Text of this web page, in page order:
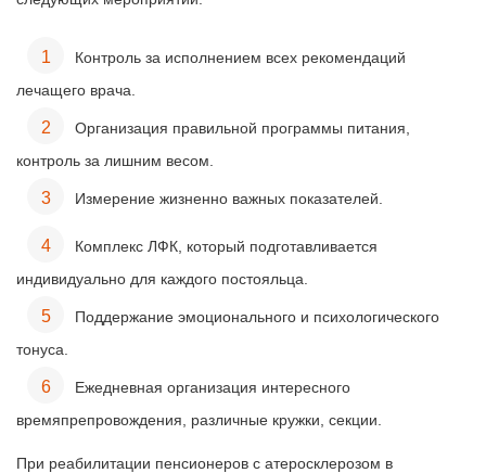
Контроль за исполнением всех рекомендаций
лечащего врача.
Организация правильной программы питания,
контроль за лишним весом.
Измерение жизненно важных показателей.
Комплекс ЛФК, который подготавливается
индивидуально для каждого постояльца.
Поддержание эмоционального и психологического
тонуса.
Ежедневная организация интересного
времяпрепровождения, различные кружки, секции.
При реабилитации пенсионеров с атеросклерозом в